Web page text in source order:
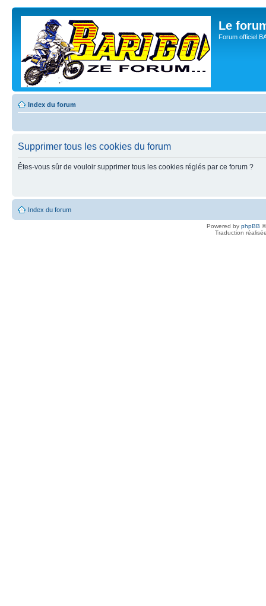
Le
Forum officiel
Index du forum
Supprimer tous les cookies du forum
Êtes-vous sûr de vouloir supprimer tous les cookies réglés par ce forum ?
Index du forum
Powered by phpBB
Traduction